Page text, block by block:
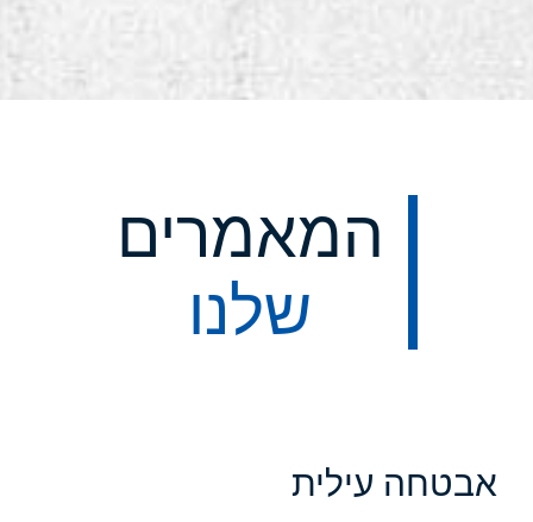
המאמרים
שלנו
אבטחה עילית